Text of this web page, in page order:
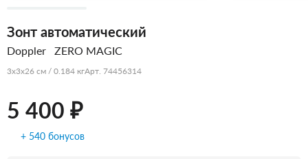
Зонт автоматический
Doppler ZERO MAGIC
3x3x26 см / 0.184 кгАрт. 74456314
5 400 ₽
+ 540 бонусов